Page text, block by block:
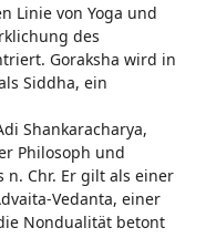
Linie von Yoga und
des
Goraksha wird in
Siddha, ein
Shankaracharya,
Philosoph und
n. Chr. Er gilt als einer
Vedanta, einer
Nondualität betont